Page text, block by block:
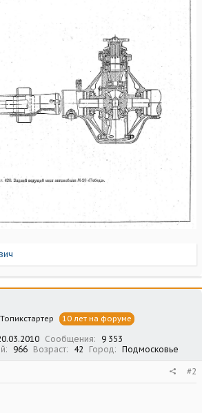
Топикстартер 10 лет на форуме
Сообщения
9 353
966 Возраст 42 Город Подмосковье
#2